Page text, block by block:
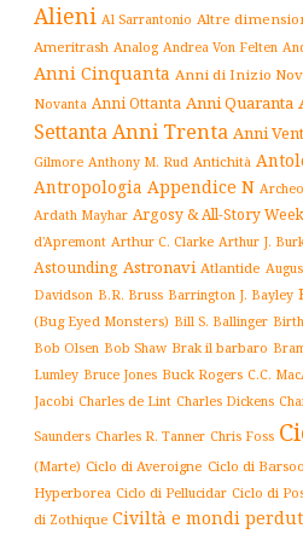
Alieni Al Sarrantonio Altre
Ameritrash Analog Andrea Von Felten
Anni Cinquanta Anni di Inizio
Novanta Anni Ottanta Anni Quaranta
SettantaAnni Trenta Anni
Gilmore Anthony M. Rud Antichità
Antropologia Appendice N
Ardath Mayhar Argosy & All-Story
d'Apremont Arthur C. Clarke Arthur J.
Astounding Astronavi Atlantide
Davidson B.R. Bruss Barrington J. Bayley
(Bug Eyed Monsters) Bill S. Ballinger
Bob Olsen Bob Shaw Brak il barbaro
Lumley Bruce Jones Buck Rogers C.C.
Jacobi Charles de Lint Charles Dickens
Saunders Charles R. Tanner Chris Foss
(Marte) Ciclo di Averoigne Ciclo di
Hyperborea Ciclo di Pellucidar Ciclo di
di Zothique Civiltà e mondi